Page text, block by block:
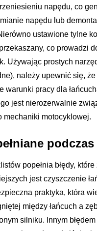
napędu, co
napędu lub
ustawione tylne
co prowadzi
Używając prostych
należy upewnić się, że
warunki pracy dla
jest nierozerwalnie
mechaniki motocyklowej.
popełnia błędy,
jest czyszczenie
praktyka, która
między łańcuch a
silniku. Innym